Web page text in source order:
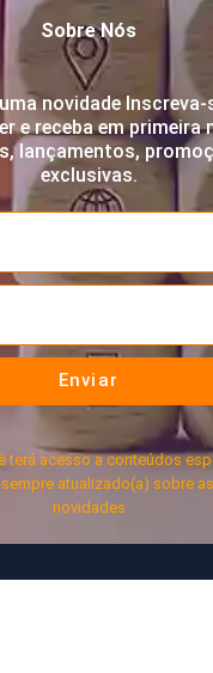
Sobre Nós
novidade
e receba em primeira
lançamentos,
exclusivas.
Enviar
terá acesso a conteúdos
atualizado(a) sobre
novidades